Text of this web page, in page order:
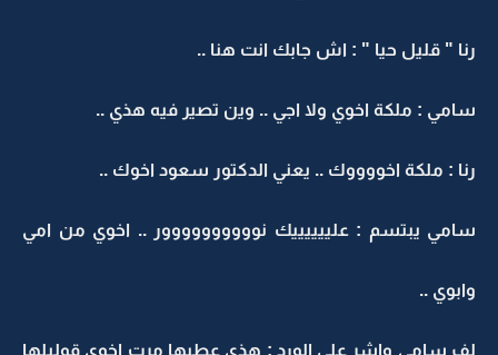
رنا " قليل حيا " : اش جابك انت هنا ..
سامي : ملكة اخوي ولا اجي .. وين تصير فيه هذي ..
رنا : ملكة اخووووك .. يعني الدكتور سعود اخوك ..
سامي يبتسم : علييييييك نوووووووووور .. اخوي من امي
وابوي ..
لف سامي واشر على الورد : هذي عطيها مرت اخوي قوليلها